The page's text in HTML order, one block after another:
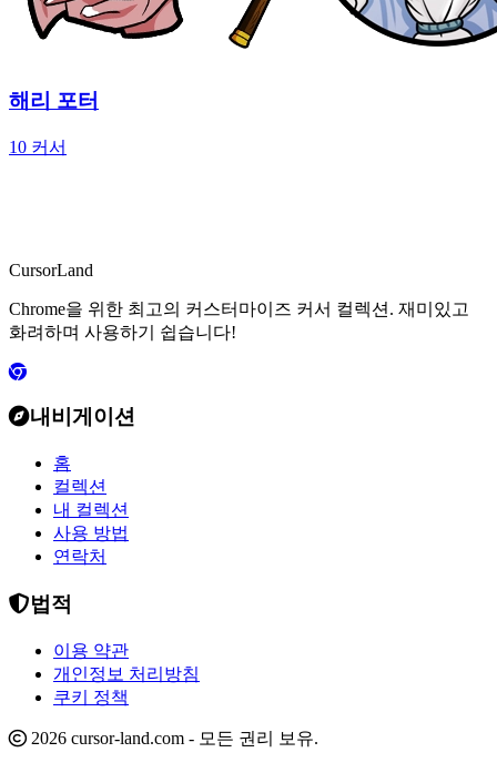
해리 포터
10 커서
CursorLand
Chrome을 위한 최고의 커스터마이즈 커서 컬렉션. 재미있고
화려하며 사용하기 쉽습니다!
내비게이션
홈
컬렉션
내 컬렉션
사용 방법
연락처
법적
이용 약관
개인정보 처리방침
쿠키 정책
2026 cursor-land.com - 모든 권리 보유.